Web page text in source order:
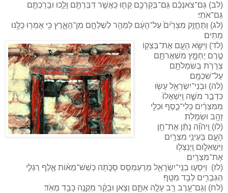
(לב) גַּם־צֹאנְכֶ֨ם גַּם־בְּקַרְכֶ֥ם קְח֛וּ כַּאֲשֶׁ֥ר דִּבַּרְתֶּ֖ם וָלֵ֑כוּ וּבֵֽרַכְתֶּ֖ם
גַּם־אֹתִֽי׃
(לג) וַתֶּחֱזַ֤ק מִצְרַ֙יִם֙ עַל־הָעָ֔ם לְמַהֵ֖ר לְשַׁלְּחָ֣ם מִן־הָאָ֑רֶץ כִּ֥י אָמְר֖וּ כֻּלָּ֥נוּ
מֵתִֽים׃
(לד) וַיִּשָּׂ֥א הָעָ֛ם אֶת־בְּצֵק֖וֹ
טֶ֣רֶם יֶחְמָ֑ץ מִשְׁאֲרֹתָ֛ם
צְרֻרֹ֥ת בְּשִׂמְלֹתָ֖ם
עַל־שִׁכְמָֽם׃
(לה) וּבְנֵי־יִשְׂרָאֵ֥ל עָשׂ֖וּ
כִּדְבַ֣ר מֹשֶׁ֑ה וַֽיִּשְׁאֲלוּ֙
מִמִּצְרַ֔יִם כְּלֵי־כֶ֛סֶף וּכְלֵ֥י
זָהָ֖ב וּשְׂמָלֹֽת׃
(לו) וַֽיהֹוָ֞ה נָתַ֨ן אֶת־חֵ֥ן
הָעָ֛ם בְּעֵינֵ֥י מִצְרַ֖יִם
וַיַּשְׁאִל֑וּם וַֽיְנַצְּל֖וּ
אֶת־מִצְרָֽיִם׃
(לז) וַיִּסְע֧וּ בְנֵֽי־יִשְׂרָאֵ֛ל מֵרַעְמְסֵ֖ס סֻכֹּ֑תָה כְּשֵׁשׁ־מֵא֨וֹת אֶ֧לֶף רַגְלִ֛י
הַגְּבָרִ֖ים לְבַ֥ד מִטָּֽף׃
(לח) וְגַם־עֵ֥רֶב רַ֖ב עָלָ֣ה אִתָּ֑ם וְצֹ֣אן וּבָקָ֔ר מִקְנֶ֖ה כָּבֵ֥ד מְאֹֽד׃